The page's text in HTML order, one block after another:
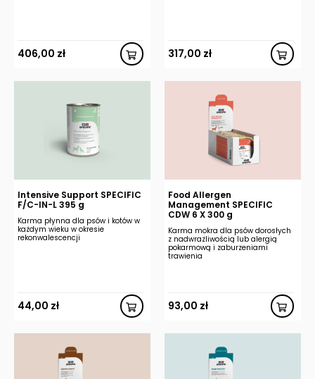
406,00 zł 317,00 zł
Intensive Support SPECIFIC
F/C-IN-L 395 g
Karma płynna dla psów i kotów w
każdym wieku w okresie
rekonwalescencji
44,00 zł
Food Allergen
Management SPECIFIC
CDW 6 X 300 g
Karma mokra dla psów dorosłych
z nadwrażliwością lub alergią
pokarmową i zaburzeniami
trawienia
93,00 zł